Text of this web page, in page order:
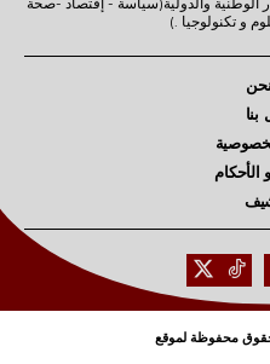
و تكنولوجيا .)